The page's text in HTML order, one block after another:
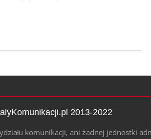
2013-2022
komunikacji, ani żadnej jednostki